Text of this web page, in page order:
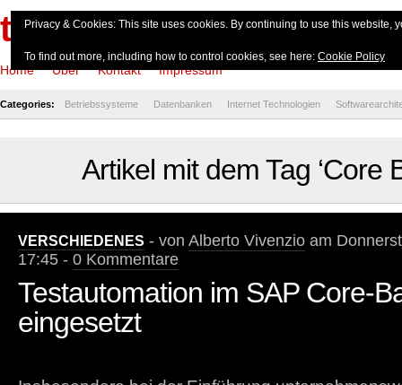
theserverside.de
Home Über Kontakt Impressum
Categories: Betriebssysteme Datenbanken Internet Technologien
Artikel mit dem Tag ‘Core
VERSCHIEDENES - von Alberto Vivenzio am
17:45 - 0 Kommentare
Testautomation im SAP Core-
eingesetzt
Privacy & Cookies: This site uses cookies. By continuing to use this website,
To find out more, including how to control cookies, see here: Cookie Policy